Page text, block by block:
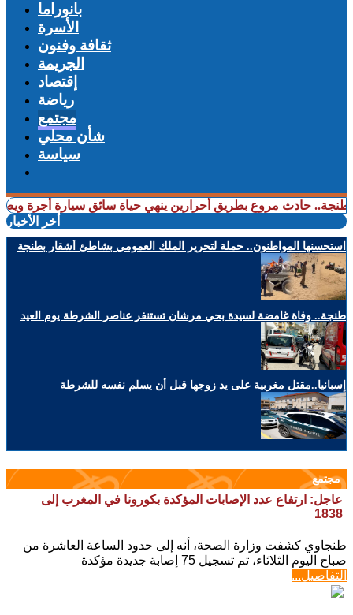
بانوراما
الأسرة
ثقافة وفنون
الجريمة
إقتصاد
رياضة
مجتمع
شأن محلي
سياسة
مروع بطريق أحرارين ينهي حياة سائق سيارة أجرة ويصيب
أخر الأخبار
استحسنها المواطنون.. حملة لتحرير الملك العمومي بشاطئ أشقار بطنجة
طنجة.. وفاة غامضة لسيدة بحي مرشان تستنفر عناصر الشرطة يوم العيد
إسبانيا..مقتل مغربية على يد زوجها قبل أن يسلم نفسه للشرطة
مجتمع
عاجل: ارتفاع عدد الإصابات المؤكدة بكورونا في المغرب إلى
1838
طنجاوي كشفت وزارة الصحة، أنه إلى حدود الساعة العاشرة من
صباح اليوم الثلاثاء، تم تسجيل 75 إصابة جديدة مؤكدة
التفاصيل...